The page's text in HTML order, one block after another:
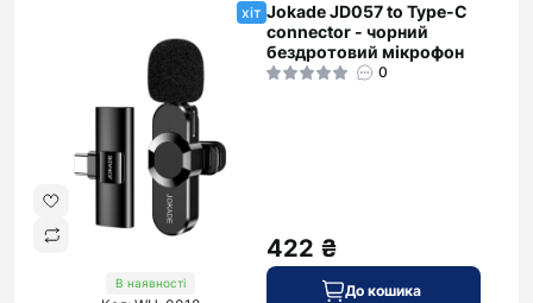
хіт
В наявності
Jokade JD057 to Type-C
connector - чорний
бездротовий мікрофон
0
422 ₴
До кошика